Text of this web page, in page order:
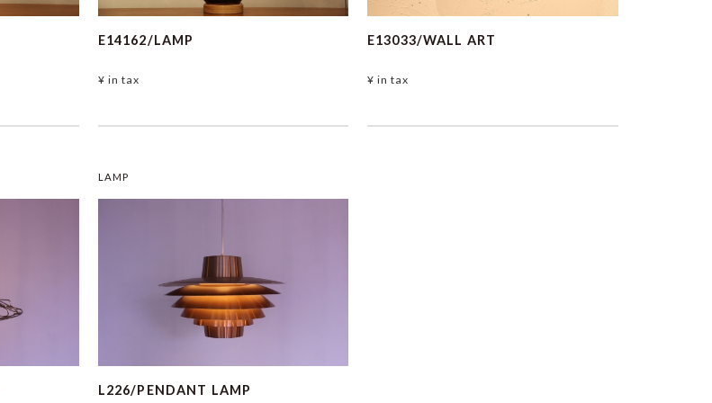
E14162/LAMP
¥ in tax
E13033/WALL ART
¥ in tax
LAMP
L226/PENDANT LAMP